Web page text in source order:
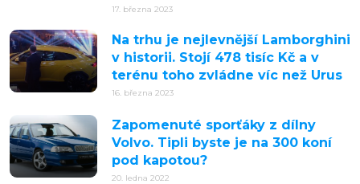
17. března 2023
Na trhu je nejlevnější Lamborghini
v historii. Stojí 478 tisíc Kč a v
terénu toho zvládne víc než Urus
16. března 2023
Zapomenuté sporťáky z dílny
Volvo. Tipli byste je na 300 koní
pod kapotou?
20. ledna 2022